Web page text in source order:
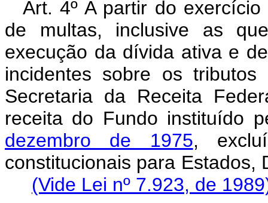
Art. 4º A partir do
de multas, inclusive as
execução da dívida ativa e
incidentes sobre os tributos
Secretaria da Receita
receita do Fundo instituído
dezembro de 1975,
constitucionais para Estados,
(Vide Lei nº 7.923, de